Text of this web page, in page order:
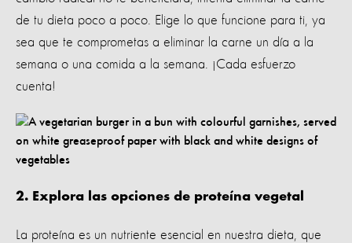
de tu dieta poco a poco. Elige lo que funcione para ti, ya
sea que te comprometas a eliminar la carne un día a la
semana o una comida a la semana. ¡Cada esfuerzo
cuenta!
2. Explora las opciones de proteína vegetal
La proteína es un nutriente esencial en nuestra dieta, que